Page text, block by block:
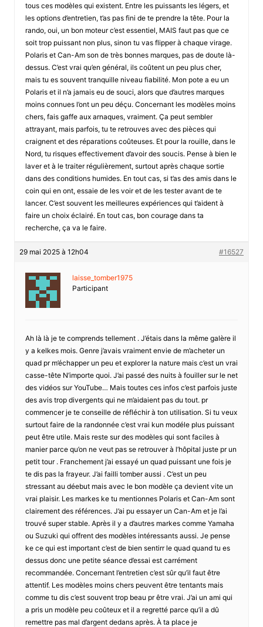
tous ces modèles qui existent. Entre les puissants les légers, et
les options d’entretien, t’as pas fini de te prendre la tête. Pour la
rando, oui, un bon moteur c’est essentiel, MAIS faut pas que ce
soit trop puissant non plus, sinon tu vas flipper à chaque virage.
Polaris et Can-Am son de très bonnes marques, pas de doute là-
dessus. C’est vrai qu’en général, ils coûtent un peu plus cher,
mais tu es souvent tranquille niveau fiabilité. Mon pote a eu un
Polaris et il n’a jamais eu de souci, alors que d’autres marques
moins connues l’ont un peu déçu. Concernant les modèles moins
chers, fais gaffe aux arnaques, vraiment. Ça peut sembler
attrayant, mais parfois, tu te retrouves avec des pièces qui
craignent et des réparations coûteuses. Et pour la rouille, dans le
Nord, tu risques effectivement d’avoir des soucis. Pense à bien le
laver et à le traiter régulièrement, surtout après chaque sortie
dans des conditions humides. En tout cas, si t’as des amis dans le
coin qui en ont, essaie de les voir et de les tester avant de te
lancer. C’est souvent les meilleures expériences qui t’aident à
faire un choix éclairé. En tout cas, bon courage dans ta
recherche, ça va le faire.
29 mai 2025 à 12h04 #16527
laisse_tomber1975
Participant
Ah là là je te comprends tellement . J’étais dans la même galère il
y a kelkes mois. Genre j’avais vraiment envie de m’acheter un
quad pr m’échapper un peu et explorer la nature mais c’est un vrai
casse-tête N’importe quoi. J’ai passé des nuits à fouiller sur le net
des vidéos sur YouTube… Mais toutes ces infos c’est parfois juste
des avis trop divergents qui ne m’aidaient pas du tout. pr
commencer je te conseille de réfléchir à ton utilisation. Si tu veux
surtout faire de la randonnée c’est vrai kun modéle plus puissant
peut être utile. Mais reste sur des modèles qui sont faciles à
manier parce qu’on ne veut pas se retrouver à l’hôpital juste pr un
petit tour . Franchement j’ai essayé un quad puissant une fois je
te dis pas la frayeur. J’ai failli tomber aussi . C’est un peu
stressant au déebut mais avec le bon modèle ça devient vite un
vrai plaisir. Les markes ke tu mentionnes Polaris et Can-Am sont
clairement des références. J’ai pu essayer un Can-Am et je l’ai
trouvé super stable. Après il y a d’autres markes comme Yamaha
ou Suzuki qui offrent des modèles intéressants aussi. Je pense
ke ce qui est important c’est de bien sentirr le quad quand tu es
dessus donc une petite séance d’essai est carrément
recommandée. Concernant l’entretien c’est sûr qu’il faut être
attentif. Les modèles moins chers peuvent être tentants mais
comme tu dis c’est souvent trop beau pr être vrai. J’ai un ami qui
a pris un modèle peu coûteux et il a regretté parce qu’il a dû
remettre pas mal d’argent dedans après. À ta place je